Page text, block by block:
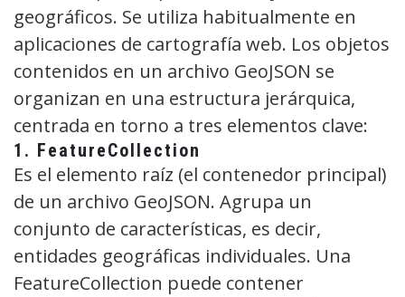
geográficos. Se utiliza habitualmente en
aplicaciones de cartografía web. Los objetos
contenidos en un archivo GeoJSON se
organizan en una estructura jerárquica,
centrada en torno a tres elementos clave:
1. FeatureCollection
Es el elemento raíz (el contenedor principal)
de un archivo GeoJSON. Agrupa un
conjunto de características, es decir,
entidades geográficas individuales. Una
FeatureCollection puede contener